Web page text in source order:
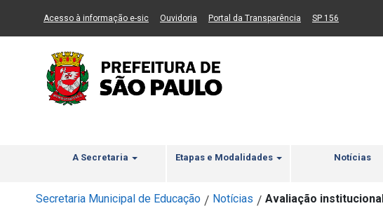
Ir ao Conteúdo Ir para menu principal 2 Ir para busca Ir para rodapé
Acesso à informação e-sic(Link para um novo sítio)
Ouvidoria (Link para um novo sítio)
Portal da Transparência (Link para um novo
SP 156
A Secretaria Etapas e Modalidades Notícias
Secretaria Municipal de Educação / Notícias / Avaliação